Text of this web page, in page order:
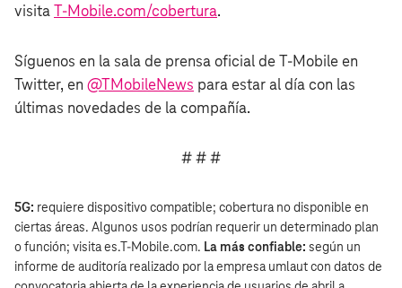
visita T‑Mobile.com/cobertura.
Síguenos en la sala de prensa oficial de T‑Mobile en
Twitter, en @TMobileNews para estar al día con las
últimas novedades de la compañía.
# # #
5G: requiere dispositivo compatible; cobertura no disponible en
ciertas áreas. Algunos usos podrían requerir un determinado plan
o función; visita es.T‑Mobile.com. La más confiable: según un
informe de auditoría realizado por la empresa umlaut con datos de